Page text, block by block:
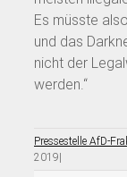
Es müsste
und das
nicht der
werden.“
Pressestelle AfD-
2019|